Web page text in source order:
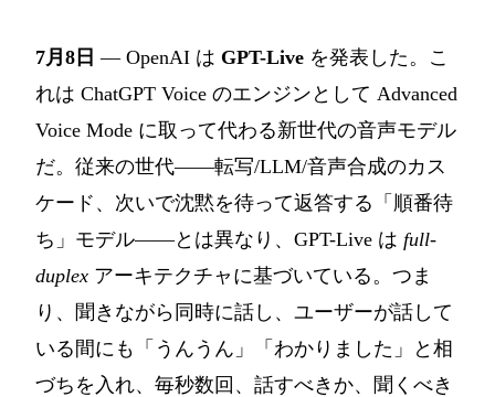
7月8日 — OpenAI は GPT-Live を発表した。こ
れは ChatGPT Voice のエンジンとして Advanced
Voice Mode に取って代わる新世代の音声モデル
だ。従来の世代――転写/LLM/音声合成のカス
ケード、次いで沈黙を待って返答する「順番待
ち」モデル――とは異なり、GPT-Live は full-
duplex アーキテクチャに基づいている。つま
り、聞きながら同時に話し、ユーザーが話して
いる間にも「うんうん」「わかりました」と相
づちを入れ、毎秒数回、話すべきか、聞くべき